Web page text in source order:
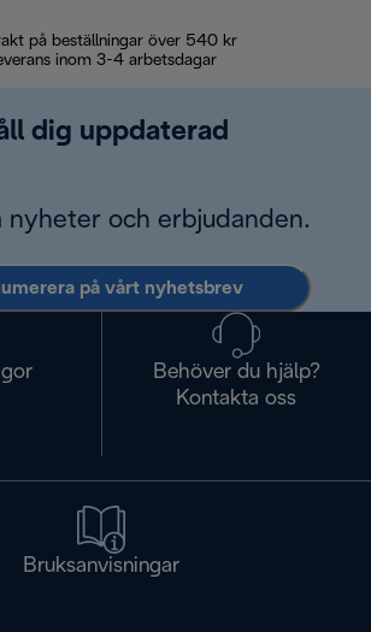
på beställningar över 540 kr
inom 3-4 arbetsdagar
dig uppdaterad
nyheter och erbjudanden.
på vårt nyhetsbrev
Behöver du hjälp?
Kontakta oss
Bruksanvisningar